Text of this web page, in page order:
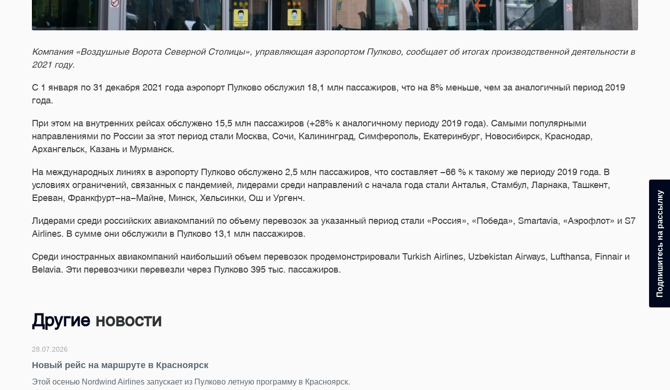
Компания «Воздушные Ворота Северной Столицы», управляющая аэропортом Пулково, сообщает об итогах производственной деятельности в
2021 году.
С 1 января по 31 декабря 2021 года аэропорт Пулково обслужил 18,1 млн пассажиров, что на 8% меньше, чем за аналогичный период 2019
года.
При этом на внутренних рейсах обслужено 15,5 млн пассажиров (+28% к аналогичному периоду 2019 года). Самыми популярными
направлениями по России за этот период стали Москва, Сочи, Калининград, Симферополь, Екатеринбург, Новосибирск, Краснодар,
Архангельск, Казань и Мурманск.
На международных линиях в аэропорту Пулково обслужено 2,5 млн пассажиров, что составляет -66 % к такому же периоду 2019 года. В
условиях ограничений, связанных с пандемией, лидерами среди направлений с начала года стали Анталья, Стамбул, Ларнака, Ташкент,
Ереван, Франкфурт-на-Майне, Минск, Хельсинки, Ош и Ургенч.
Лидерами среди российских авиакомпаний по объему перевозок за указанный период стали «Россия», «Победа», Smartavia, «Аэрофлот» и S7
Airlines. В сумме они обслужили в Пулково 13,1 млн пассажиров.
Среди иностранных авиакомпаний наибольший объем перевозок продемонстрировали Turkish Airlines, Uzbekistan Airways, Lufthansa, Finnair и
Belavia. Эти перевозчики перевезли через Пулково 395 тыс. пассажиров.
Другие новости
в Красноярск.
Подпишитесь на рассылку